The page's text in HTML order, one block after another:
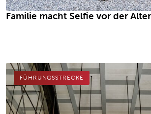
Familie macht Selfie vor der
FÜHRUNGSSTRECKE